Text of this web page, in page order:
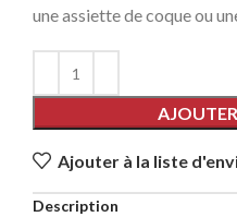
une assiette de coque ou
Ajouter à la liste
Description